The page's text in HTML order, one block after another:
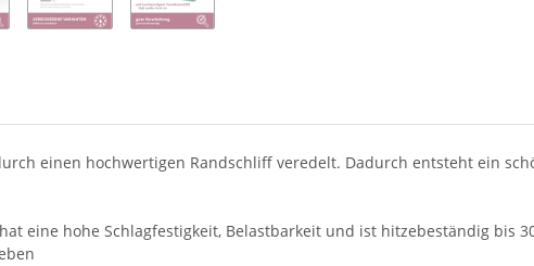
einen hochwertigen Randschliff veredelt. Dadurch entsteht ein
eine hohe Schlagfestigkeit, Belastbarkeit und ist hitzebeständig bis